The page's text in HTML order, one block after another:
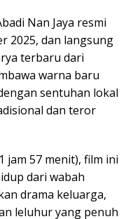
Nan Jaya resmi
2025, dan langsung
terbaru dari
warna baru
sentuhan lokal
dan teror
jam 57 menit), film ini
dari wabah
drama keluarga,
leluhuryang penuh